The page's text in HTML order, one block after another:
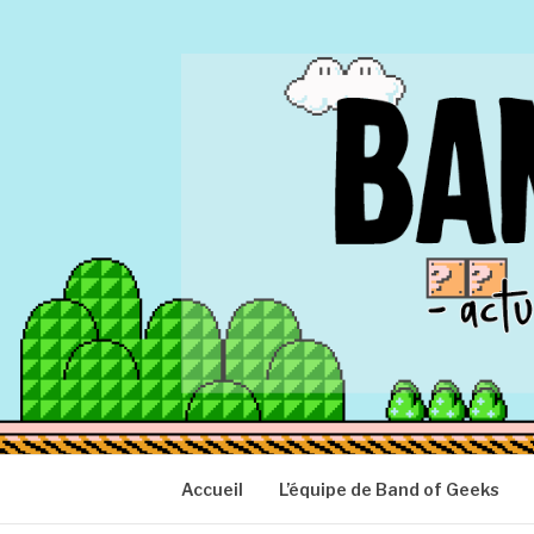
BAND OF
Actu Geek d'hier et d'aujourd'hui
Accueil L’équipe de Band of Geeks